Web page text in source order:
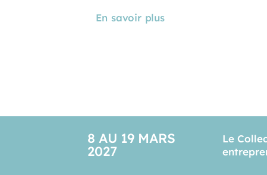
En savoir plus
8 AU 19 MARS
2027
Le